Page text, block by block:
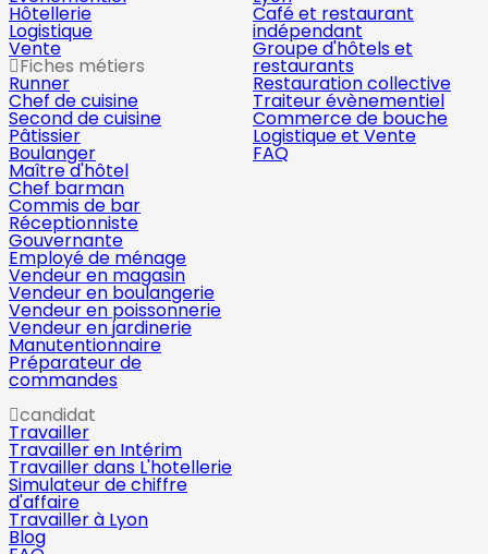
Hôtellerie
Logistique
Vente
Fiches métiers
Runner
Chef de cuisine
Second de cuisine
Pâtissier
Boulanger
Maître d'hôtel
Chef barman
Commis de bar
Réceptionniste
Gouvernante
Employé de ménage
Vendeur en magasin
Vendeur en boulangerie
Vendeur en poissonnerie
Vendeur en jardinerie
Manutentionnaire
Préparateur de
commandes
Café et restaurant
indépendant
Groupe d'hôtels et
restaurants
Restauration collective
Traiteur évènementiel
Commerce de bouche
Logistique et Vente
FAQ
candidat
Travailler
Travailler en Intérim
Travailler dans L'hotellerie
Simulateur de chiffre
d'affaire
Travailler à Lyon
Blog